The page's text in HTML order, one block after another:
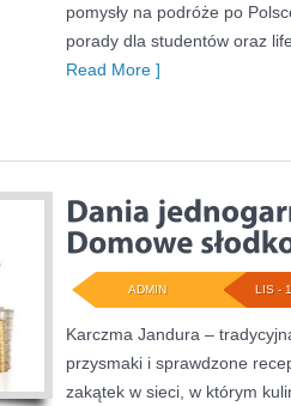
pomysły na podróże po
porady dla studentów oraz
Read More ]
LIS -
ADMIN
Karczma Jandura –
przysmaki i sprawdzone
zakątek w sieci, w którym